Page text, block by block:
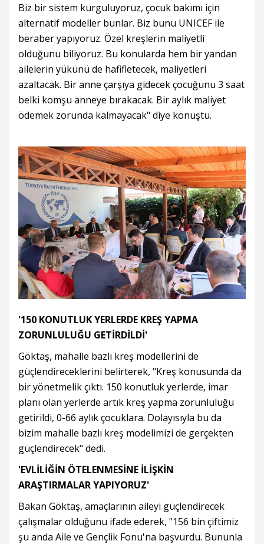
Biz bir sistem kurguluyoruz, çocuk bakımı için
alternatif modeller bunlar. Biz bunu UNICEF ile
beraber yapıyoruz. Özel kreşlerin maliyetli
olduğunu biliyoruz. Bu konularda hem bir yandan
ailelerin yükünü de hafifletecek, maliyetleri
azaltacak. Bir anne çarşıya gidecek çocuğunu 3 saat
belki komşu anneye bırakacak. Bir aylık maliyet
ödemek zorunda kalmayacak" diye konuştu.
'150 KONUTLUK YERLERDE KREŞ YAPMA
ZORUNLULUĞU GETİRDİLDİ'
Göktaş, mahalle bazlı kreş modellerini de
güçlendireceklerini belirterek, "Kreş konusunda da
bir yönetmelik çıktı. 150 konutluk yerlerde, imar
planı olan yerlerde artık kreş yapma zorunluluğu
getirildi, 0-66 aylık çocuklara. Dolayısıyla bu da
bizim mahalle bazlı kreş modelimizi de gerçekten
güçlendirecek" dedi.
'EVLİLİĞİN ÖTELENMESİNE İLİŞKİN
ARAŞTIRMALAR YAPIYORUZ'
Bakan Göktaş, amaçlarının aileyi güçlendirecek
çalışmalar olduğunu ifade ederek, "156 bin çiftimiz
şu anda Aile ve Gençlik Fonu'na başvurdu. Bununla